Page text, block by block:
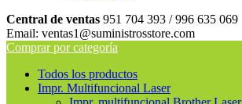
Central de ventas 951 704 393 / 996 635 069
Email: ventas1@suministrosstore.com
Comprar por categoría
Todos los productos
Impr. Multifuncional Laser